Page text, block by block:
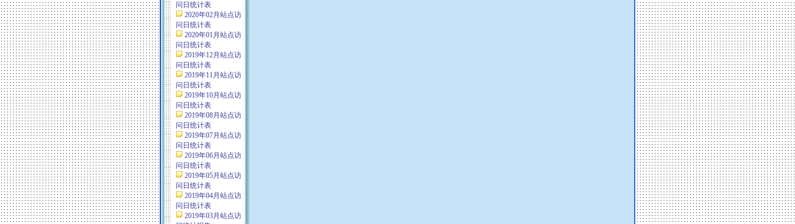
问日统计表
2020年02月站点访
问日统计表
2020年01月站点访
问日统计表
2019年12月站点访
问日统计表
2019年11月站点访
问日统计表
2019年10月站点访
问日统计表
2019年08月站点访
问日统计表
2019年07月站点访
问日统计表
2019年06月站点访
问日统计表
2019年05月站点访
问日统计表
2019年04月站点访
问日统计表
2019年03月站点访